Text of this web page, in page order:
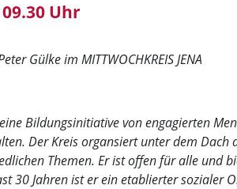
Uhr
Gülke im MITTWOCHKREIS JENA
Bildungsinitiative von engagierten
Der Kreis organsiert unter dem Dach
Themen. Er ist offen für alle und
30 Jahren ist er ein etablierter sozialer